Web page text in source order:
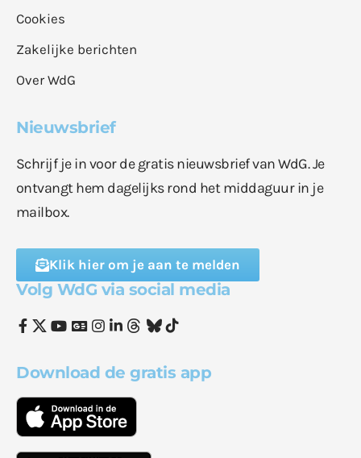
Cookies
Zakelijke berichten
Over WdG
Nieuwsbrief
Schrijf je in voor de gratis nieuwsbrief van WdG. Je
ontvangt hem dagelijks rond het middaguur in je
mailbox.
Klik hier om je aan te melden
Volg WdG via social media
Download de gratis app